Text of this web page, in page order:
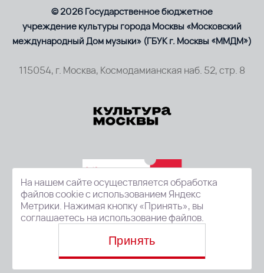
© 2026 Государственное бюджетное
учреждение культуры города Москвы «Московский
международный Дом музыки» (ГБУК г. Москвы «ММДМ»)
115054, г. Москва, Космодамианская наб. 52, стр. 8
На нашем сайте осуществляется обработка
файлов cookie с использованием Яндекс
Метрики. Нажимая кнопку «Принять», вы
соглашаетесь на использование файлов.
Принять